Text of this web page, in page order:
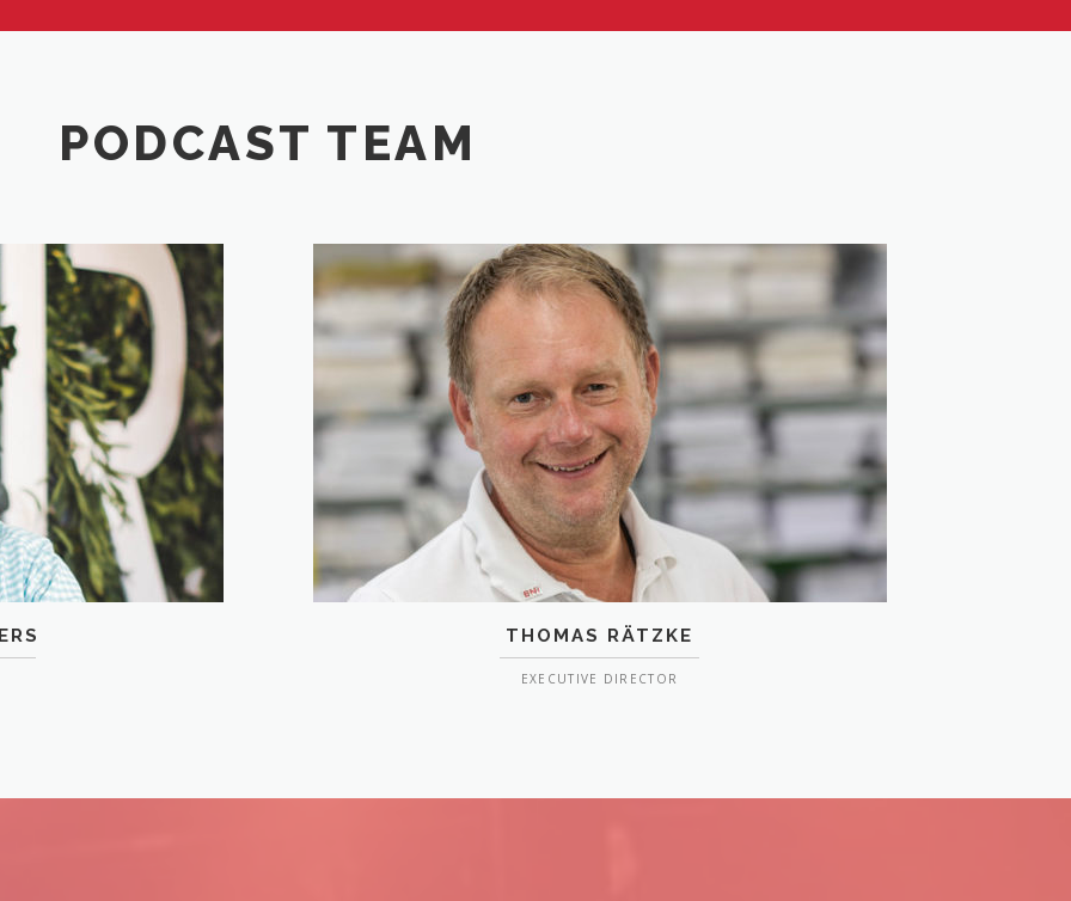
PODCAST TEAM
THOMAS RÄTZKE
EXECUTIVE DIRECTOR